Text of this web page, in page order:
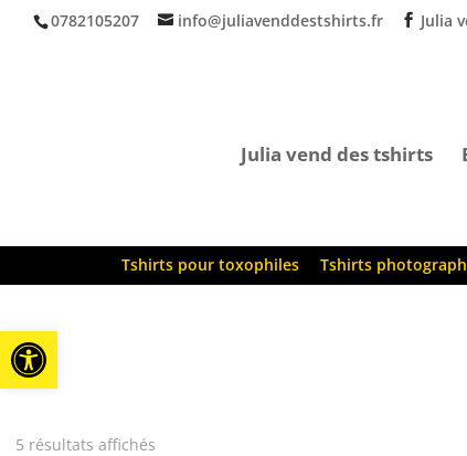
Ouvrir la barre d’outils
0782105207 info@juliavenddestshirts.fr Julia
Julia vend des tshirts
Tshirts pour toxophiles Tshirts
5 résultats affichés